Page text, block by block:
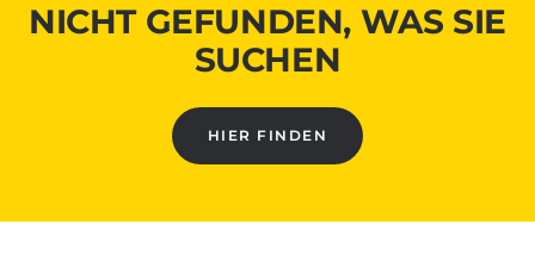
NICHT GEFUNDEN, WAS SIE
SUCHEN
HIER FINDEN